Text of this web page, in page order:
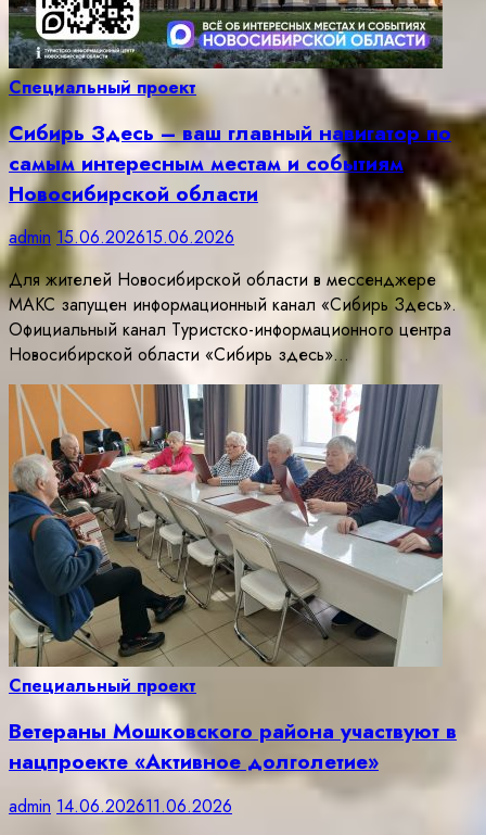
Специальный проект
Сибирь Здесь – ваш главный навигатор по
самым интересным местам и событиям
Новосибирской области
admin 15.06.202615.06.2026
Для жителей Новосибирской области в мессенджере
МАКС запущен информационный канал «Сибирь Здесь».
Официальный канал Туристско-информационного центра
Новосибирской области «Сибирь здесь»…
Специальный проект
Ветераны Мошковского района участвуют в
нацпроекте «Активное долголетие»
admin 14.06.202611.06.2026